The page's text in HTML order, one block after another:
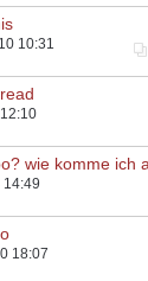
10:31
wie komme ich
18:07